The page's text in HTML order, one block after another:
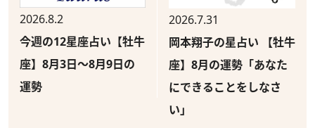
2026.8.2
今週の12星座占い【牡牛
座】8月3日～8月9日の
運勢
2026.7.31
岡本翔子の星占い 【牡牛
座】8月の運勢「あなた
にできることをしなさ
い」